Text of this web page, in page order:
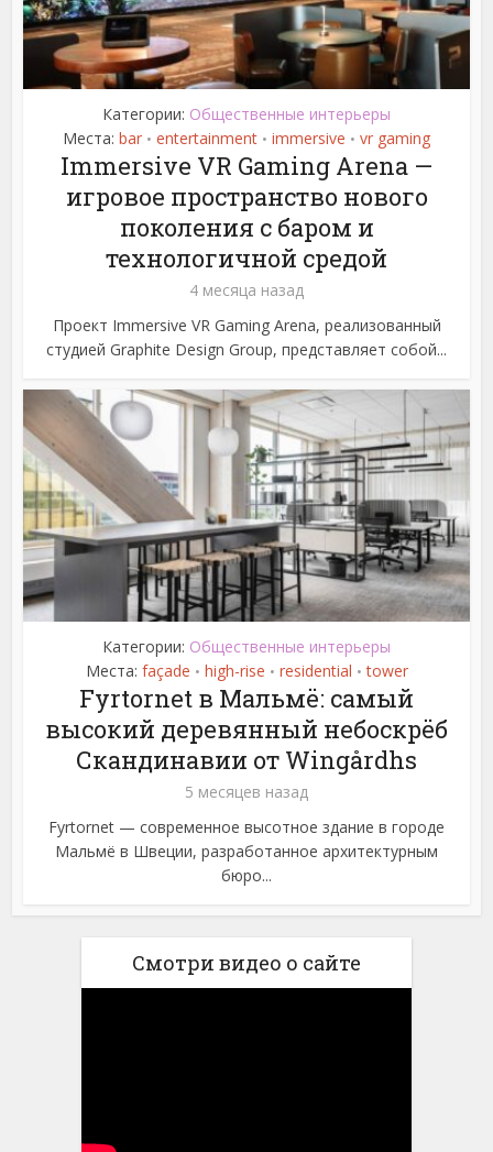
Категории: Общественные интерьеры
Места: bar • entertainment • immersive • vr gaming
Immersive VR Gaming Arena —
игровое пространство нового
поколения с баром и
технологичной средой
4 месяца назад
Проект Immersive VR Gaming Arena, реализованный
студией Graphite Design Group, представляет собой...
Категории: Общественные интерьеры
Места: façade • high-rise • residential • tower
Fyrtornet в Мальмё: самый
высокий деревянный небоскрёб
Скандинавии от Wingårdhs
5 месяцев назад
Fyrtornet — современное высотное здание в городе
Мальмё в Швеции, разработанное архитектурным
бюро...
Смотри видео о сайте